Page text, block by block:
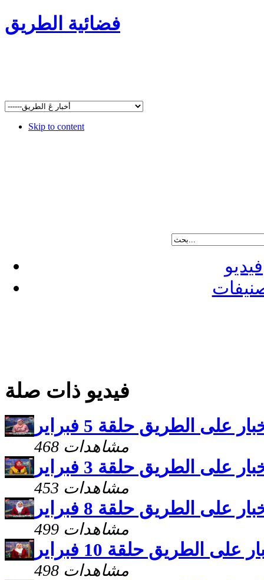
فضائية الطريق
Skip to content
فيديو
فيديو ذات صلة
على الطريق حلقة 5 فبراير
468 مشاهدات
على الطريق حلقة 3 فبراير
453 مشاهدات
على الطريق حلقة 8 فبراير
499 مشاهدات
على الطريق حلقة 10 فبراير
498 مشاهدات